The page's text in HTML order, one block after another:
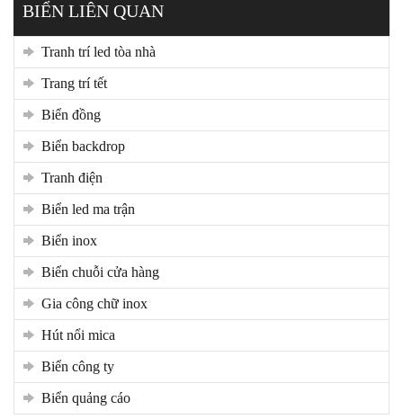
BIỂN LIÊN QUAN
tranh trí led tòa nhà
trang trí tết
biển đồng
biển backdrop
tranh điện
biển led ma trận
biển inox
biển chuỗi cửa hàng
gia công chữ inox
hút nổi mica
biển công ty
biển quảng cáo